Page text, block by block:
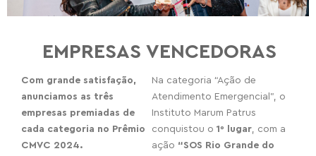
EMPRESAS VENCEDORAS
Com grande satisfação,
anunciamos as três
empresas premiadas de
cada categoria no Prêmio
CMVC 2024.
Na categoria “Ação de
Atendimento Emergencial”, o
Instituto Marum Patrus
conquistou o1º lugar, com a
ação “SOS Rio Grande do